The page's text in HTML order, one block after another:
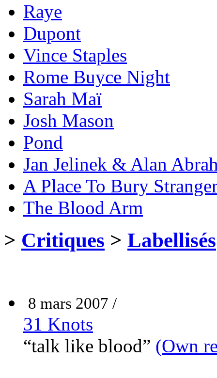
Raye
Dupont
Vince Staples
Rome Buyce Night
Sarah Maï
Josh Mason
Pond
Jan Jelinek & Alan
A Place To Bury
The Blood Arm
> Critiques > Labellisés
8 mars 2007 /
31 Knots
“talk like blood” (Own